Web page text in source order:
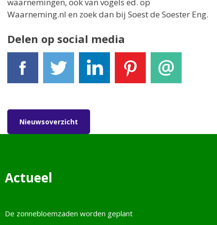
waarnemingen, ook van vogels ed. op
Waarneming.nl en zoek dan bij Soest de Soester Eng.
Delen op social media
Nieuwsoverzicht
Actueel
De zonnebloemzaden worden geplant